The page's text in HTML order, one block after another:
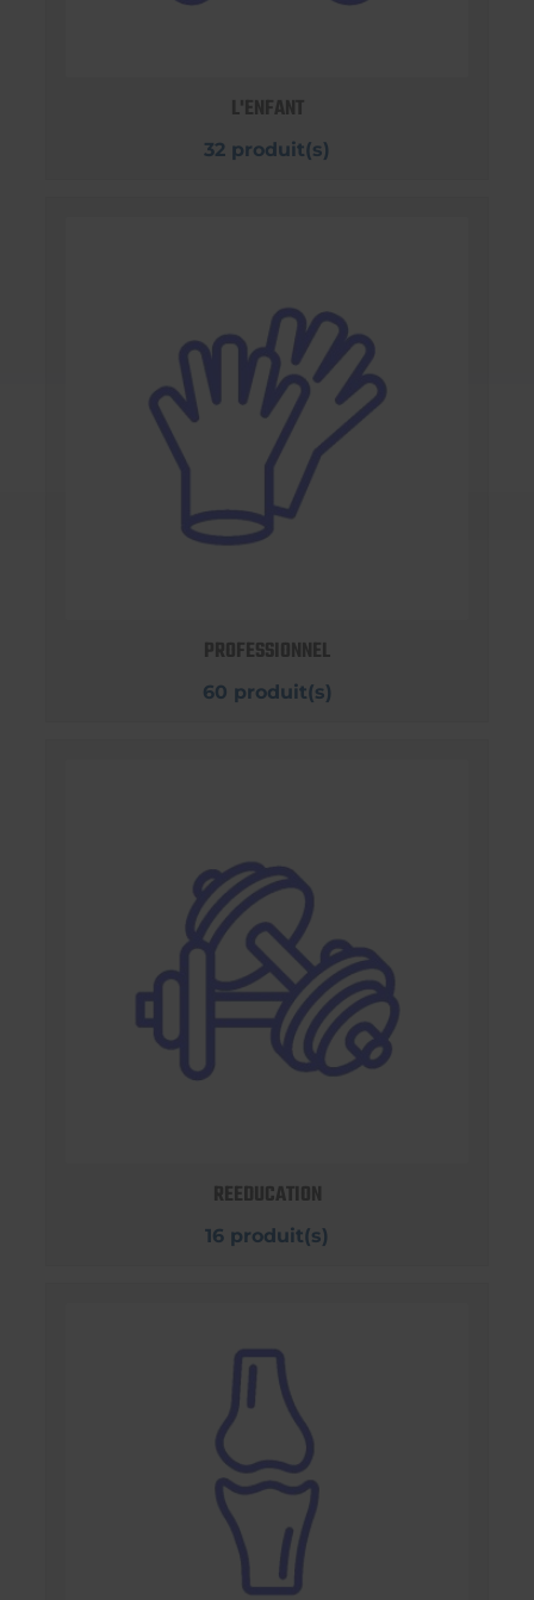
L'ENFANT
32 produit(s)
PROFESSIONNEL
60 produit(s)
REEDUCATION
16 produit(s)